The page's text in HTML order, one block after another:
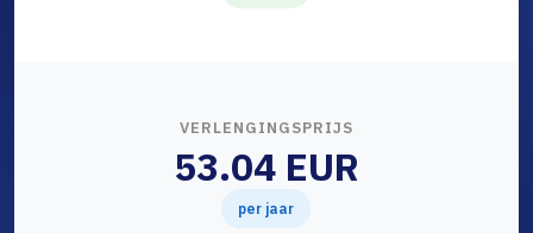
VERLENGINGSPRIJS
53.04 EUR
per jaar